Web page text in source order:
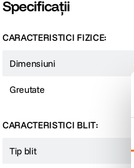
Specificații
CARACTERISTICI FIZICE:
Dimensiuni
Greutate
CARACTERISTICI BLIT:
Tip blit